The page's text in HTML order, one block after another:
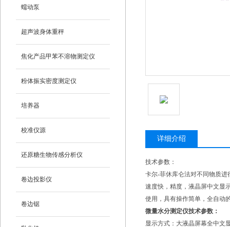
蠕动泵
超声波身体重秤
焦化产品甲苯不溶物测定仪
粉体振实密度测定仪
培养器
校准仪源
还原糖生物传感分析仪
卷边投影仪
卷边锯
详细介绍
技术参数：
卡尔-菲休库仑法对不同物质
速度快，精度，液晶屏中文显
使用，具有操作简单，全自动
微量水分测定仪技术参数：
显示方式：大液晶屏幕全中文